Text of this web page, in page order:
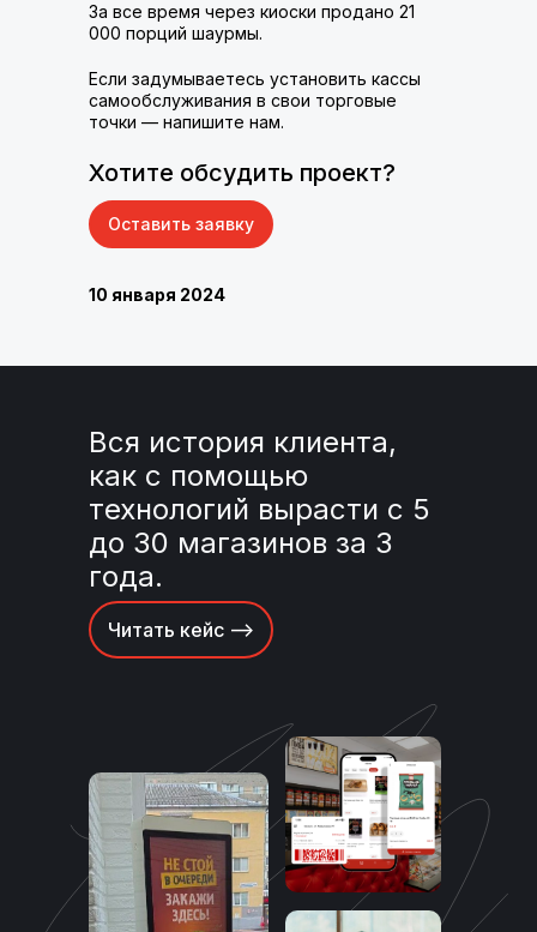
За все время через киоски продано 21
000 порций шаурмы.
Если задумываетесь установить кассы
самообслуживания в свои торговые
точки — напишите нам.
10 января 2024
Хотите обсудить проект?
Оставить заявку
Вся история клиента,
как с помощью
технологий вырасти с 5
до 30 магазинов за 3
года.
Читать кейс -->